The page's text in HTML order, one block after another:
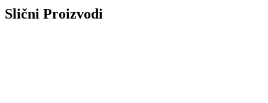
Slični Proizvodi